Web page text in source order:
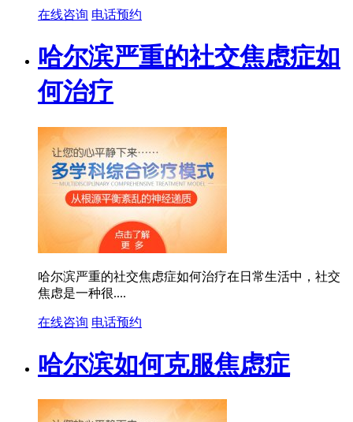
在线咨询 电话预约
哈尔滨严重的社交焦虑症如
何治疗
哈尔滨严重的社交焦虑症如何治疗在日常生活中，社交
焦虑是一种很....
在线咨询 电话预约
哈尔滨如何克服焦虑症